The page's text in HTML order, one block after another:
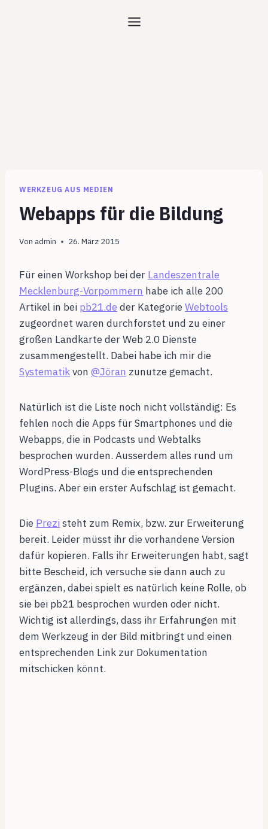
WERKZEUG AUS MEDIEN
Webapps für die Bildung
Von admin 26. März 2015
Für einen Workshop bei der Landeszentrale
Mecklenburg-Vorpommern habe ich alle 200
Artikel in bei pb21.de der KategorieWebtools
zugeordnet waren durchforstet und zu einer
großen Landkarte der Web 2.0 Dienste
zusammengestellt. Dabei habe ich mir die
Systematikvon @Jöran zunutze gemacht.
Natürlich ist die Liste noch nicht vollständig: Es
fehlen noch die Apps für Smartphones und die
Webapps, die in Podcasts und Webtalks
besprochen wurden. Ausserdem alles rund um
WordPress-Blogs und die entsprechenden
Plugins. Aber ein erster Aufschlag ist gemacht.
Die Prezi steht zum Remix, bzw. zur Erweiterung
bereit. Leider müsst ihr die vorhandene Version
dafür kopieren. Falls ihr Erweiterungen habt, sagt
bitte Bescheid, ich versuche sie dann auch zu
ergänzen, dabei spielt es natürlich keine Rolle, ob
sie bei pb21 besprochen wurden oder nicht.
Wichtig ist allerdings, dass ihr Erfahrungen mit
dem Werkzeug in der Bild mitbringt und einen
entsprechenden Link zur Dokumentation
mitschicken könnt.